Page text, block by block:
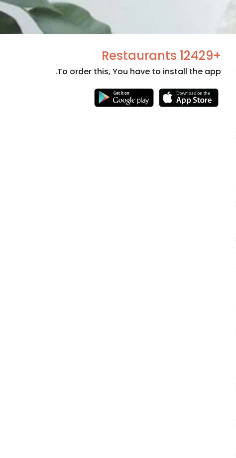
+12429 Restaurants
To order this, You have to install the app.